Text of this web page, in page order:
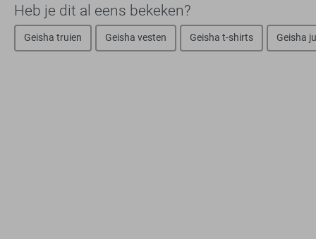
Heb je dit al eens bekeken?
Geisha truien Geisha vesten Geisha t-shirts Geisha